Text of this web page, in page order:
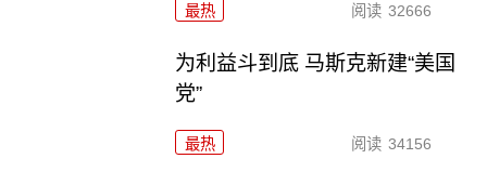
最热 阅读 32666
为利益斗到底 马斯克新建“美国
党”
最热 阅读 34156